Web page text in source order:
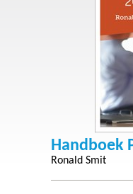
Handboek
Ronald Smit